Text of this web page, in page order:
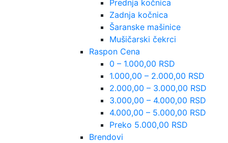
Prednja kočnica
Zadnja kočnica
Šaranske mašinice
Mušičarski čekrci
Raspon Cena
0 – 1.000,00 RSD
1.000,00 – 2.000,00 RSD
2.000,00 – 3.000,00 RSD
3.000,00 – 4.000,00 RSD
4.000,00 – 5.000,00 RSD
Preko 5.000,00 RSD
Brendovi